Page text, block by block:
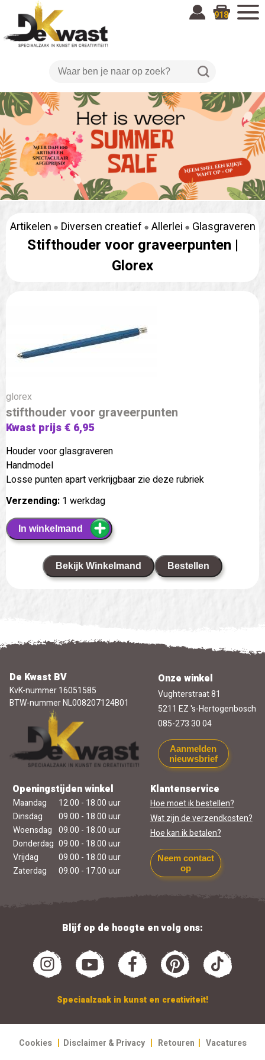
918
Artikelen Diversen creatief Allerlei Glasgraveren
Stifthouder voor graveerpunten |
Glorex
glorex
stifthouder voor graveerpunten
Kwast prijs € 6,95
Houder voor glasgraveren
Handmodel
Losse punten apart verkrijgbaar zie deze rubriek
Verzending: 1 werkdag
In winkelmand
Bekijk Winkelmand Bestellen
De Kwast BV
KvK-nummer 16051585
BTW-nummer NL008207124B01
Onze winkel
Vughterstraat 81
5211 EZ 's-Hertogenbosch
085-273 30 04
Aanmelden
nieuwsbrief
Openingstijden winkel
Maandag
12.00 - 18.00 uur
Dinsdag
09.00 - 18.00 uur
Woensdag 09.00 - 18.00 uur
Donderdag 09.00 - 18.00 uur
Vrijdag
09.00 - 18.00 uur
Zaterdag
09.00 - 17.00 uur
Klantenservice
Hoe moet ik bestellen?
Wat zijn de verzendkosten?
Hoe kan ik betalen?
Neem contact
op
Blijf op de hoogte en volg ons:
Speciaalzaak in kunst en creativiteit!
Cookies | Disclaimer & Privacy | Retouren | Vacatures